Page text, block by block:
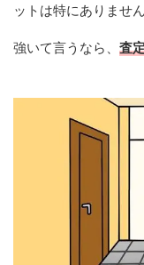
ットは特にありません
強いて言うなら、 査